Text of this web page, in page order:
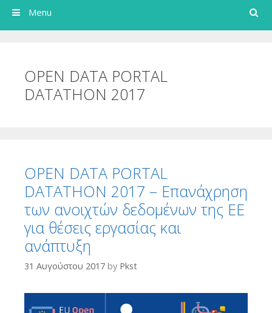
Search
Menu
OPEN DATA PORTAL
DATATHON 2017
OPEN DATA PORTAL
DATATHON 2017 – Επανάχρηση
των ανοιχτών δεδομένων της ΕΕ
για θέσεις εργασίας και
ανάπτυξη
31 Αυγούστου 2017 by Pkst